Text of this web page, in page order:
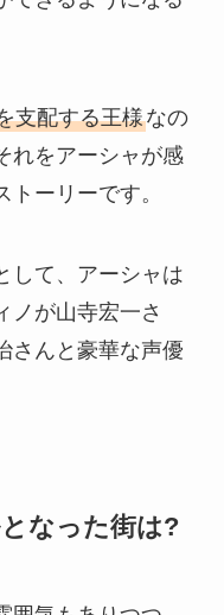
支配する王様なの
れをアーシャが感
ーリーです。
して、アーシャは
ノが山寺宏一さ
さんと豪華な声優
なった街は?